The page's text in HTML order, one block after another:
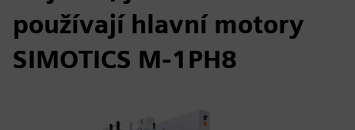
používají hlavní motory
SIMOTICS M-1PH8